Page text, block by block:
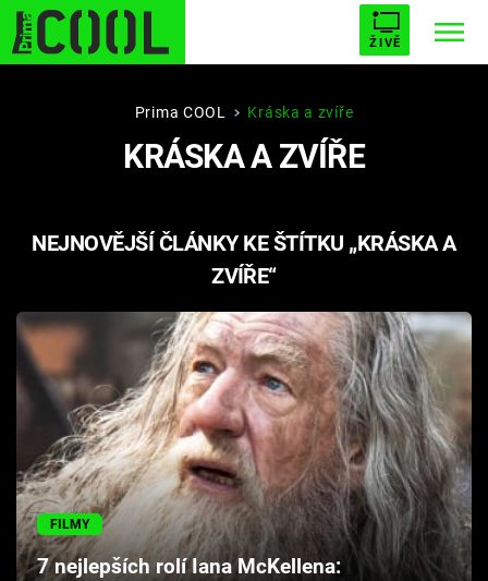
ŽIVĚ
STARHOUSE BUFFY, PŘEMOŽITELKA UPÍRŮ
PLNEJ KOTEL AVENGERS 5
Filmy
Seriály
Hry
Cool Esport
Pořady
Prima COOL Kráska a zvíře
KRÁSKA A ZVÍŘE
NEJNOVĚJŠÍ ČLÁNKY KE ŠTÍTKU „KRÁSKA A
ZVÍŘE“
FILMY
7 nejlepších rolí Iana McKellena: